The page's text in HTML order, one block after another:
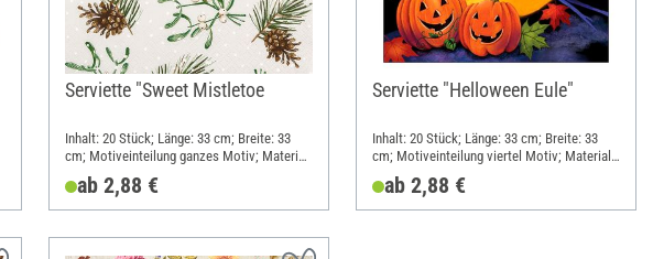
Serviette "Sweet Mistletoe
Inhalt: 20 Stück; Länge: 33 cm; Breite: 33
cm; Motiveinteilung ganzes Motiv; Material:
Papier
ab 2,88 €
Serviette "Helloween Eule"
Inhalt: 20 Stück; Länge: 33 cm; Breite: 33
cm; Motiveinteilung viertel Motiv; Material:
Papier
ab 2,88 €